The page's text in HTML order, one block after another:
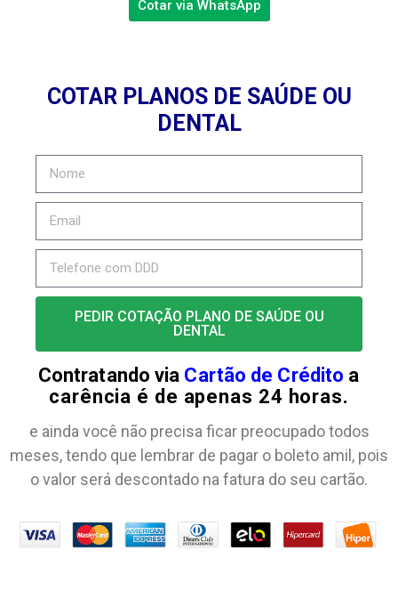
Cotar via WhatsApp
COTAR PLANOS DE SAÚDE OU
DENTAL
PEDIR COTAÇÃO PLANO DE SAÚDE OU
DENTAL
Contratando via Cartão de Crédito a
carência é de apenas 24 horas.
e ainda você não precisa ficar preocupado todos
meses, tendo que lembrar de pagar o boleto amil, pois
o valor será descontado na fatura do seu cartão.